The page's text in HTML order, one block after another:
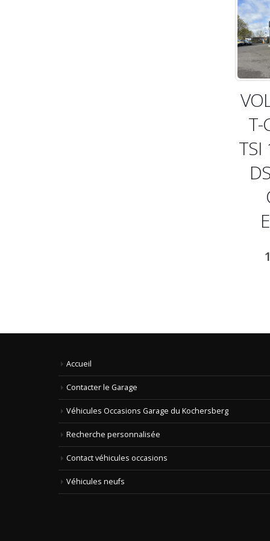
T-
TSI
Accueil
Contacter le Garage
Véhicules Occasions Garage du Kochersberg
Recherche personnalisée
Contact véhicules occasions
Véhicules neufs